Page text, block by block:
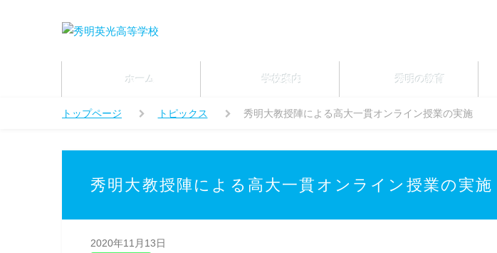
ホーム 学校案内 秀明の教育
トップページ トピックス 秀明大教授陣による高大一貫オンライン授業の実施
秀明大教授陣による高大一貫オンライン授業の実施
2020年11月13日